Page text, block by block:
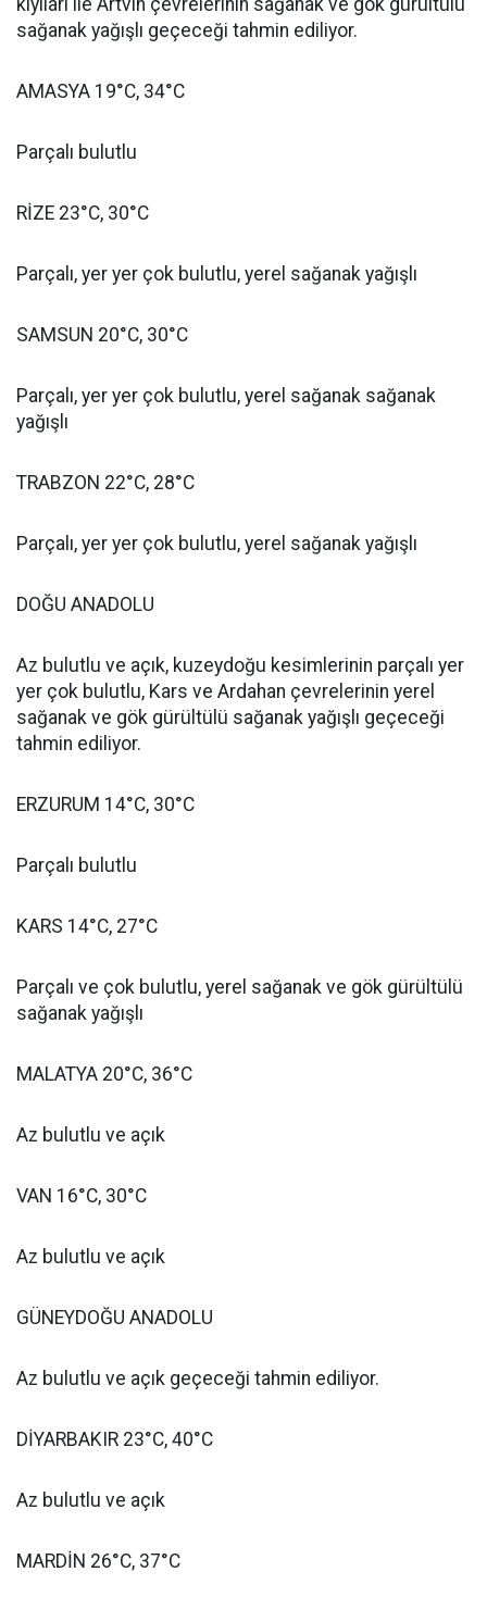
kıyıları ile Artvin çevrelerinin sağanak ve gök gürültülü
sağanak yağışlı geçeceği tahmin ediliyor.
AMASYA 19°C, 34°C
Parçalı bulutlu
RİZE 23°C, 30°C
Parçalı, yer yer çok bulutlu, yerel sağanak yağışlı
SAMSUN 20°C, 30°C
Parçalı, yer yer çok bulutlu, yerel sağanak sağanak
yağışlı
TRABZON 22°C, 28°C
Parçalı, yer yer çok bulutlu, yerel sağanak yağışlı
DOĞU ANADOLU
Az bulutlu ve açık, kuzeydoğu kesimlerinin parçalı yer
yer çok bulutlu, Kars ve Ardahan çevrelerinin yerel
sağanak ve gök gürültülü sağanak yağışlı geçeceği
tahmin ediliyor.
ERZURUM 14°C, 30°C
Parçalı bulutlu
KARS 14°C, 27°C
Parçalı ve çok bulutlu, yerel sağanak ve gök gürültülü
sağanak yağışlı
MALATYA 20°C, 36°C
Az bulutlu ve açık
VAN 16°C, 30°C
Az bulutlu ve açık
GÜNEYDOĞU ANADOLU
Az bulutlu ve açık geçeceği tahmin ediliyor.
DİYARBAKIR 23°C, 40°C
Az bulutlu ve açık
MARDİN 26°C, 37°C